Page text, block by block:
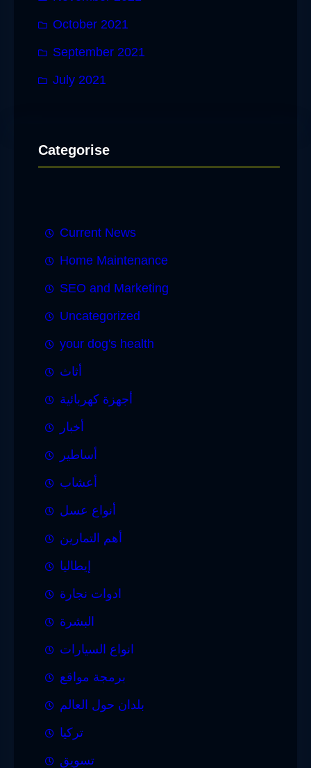
October 2021
September 2021
July 2021
Categorise
Current News
Home Maintenance
SEO and Marketing
Uncategorized
your dog's health
أثاث
أجهزة كهربائية
أخبار
أساطير
أعشاب
أنواع عسل
أهم التمارين
إيطاليا
ادوات نجارة
البشرة
انواع السيارات
برمجة مواقع
بلدان حول العالم
تركيا
تسويق